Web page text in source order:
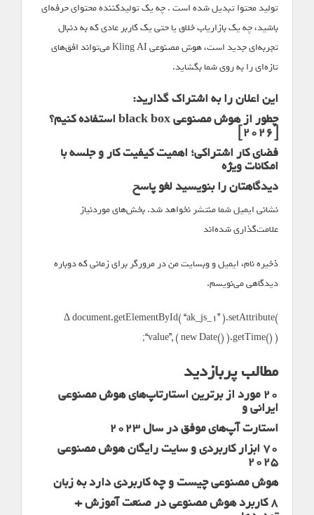
تولید محتوا تبدیل شده است . چه یک تولیدکننده محتوای حرفه‌ای
باشید، چه یک بازاریاب خلاق یا حتی یک کاربر عادی که به دنبال
تجربه‌ای جدید است، هوش مصنوعی Kling AI می‌تواند افق‌های
تازه‌ای را به روی شما بگشاید.
این اعلان را به اشتراک گذارید:
چطور از هوش مصنوعی black box استفاده کنیم؟
[2026]
فضای کار اشتراکی؛ اهمیت کیفیت کار و جلسه با
امکانات ویژه
دیدگاهتان را بنویسید لغو پاسخ
نشانی ایمیل شما منتشر نخواهد شد. بخش‌های موردنیاز
علامت‌گذاری شده‌اند *
ذخیره نام، ایمیل و وبسایت من در مرورگر برای زمانی که دوباره
دیدگاهی می‌نویسم.
Δ document.getElementById( “ak_js_1” ).setAttribute(
“value”, ( new Date() ).getTime() );
مطالب پربازدید
20 مورد از برترین استارتاپ‌های هوش مصنوعی
ایرانی و
استارت آپ‌های موفق در سال 2023
70 ابزار کاربردی و سایت رایگان هوش مصنوعی
2025
هوش مصنوعی چیست و چه کاربردی دارد به زبان
8 کاربرد هوش مصنوعی در صنعت آموزش +